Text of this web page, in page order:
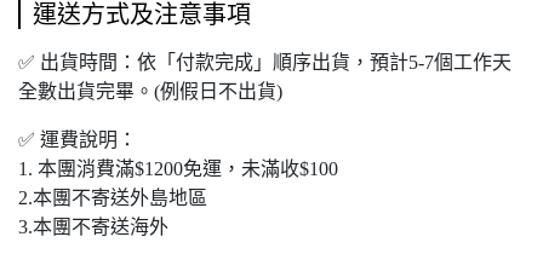
運送方式及注意事項
✅ 出貨時間：依「付款完成」順序出貨，預計5-7個工作天
全數出貨完畢。(例假日不出貨)
✅ 運費說明：
1. 本團消費滿$1200免運，未滿收$100
2.本團不寄送外島地區
3.本團不寄送海外